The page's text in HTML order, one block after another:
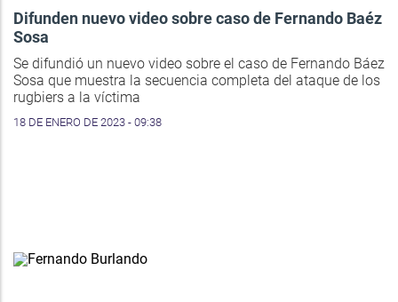
Difunden nuevo video sobre caso de Fernando Baéz
Sosa
Se difundió un nuevo video sobre el caso de Fernando Báez
Sosa que muestra la secuencia completa del ataque de los
rugbiers a la víctima
18 DE ENERO DE 2023 - 09:38